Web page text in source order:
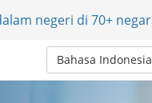
negeri di 70+
Bahasa Indonesia